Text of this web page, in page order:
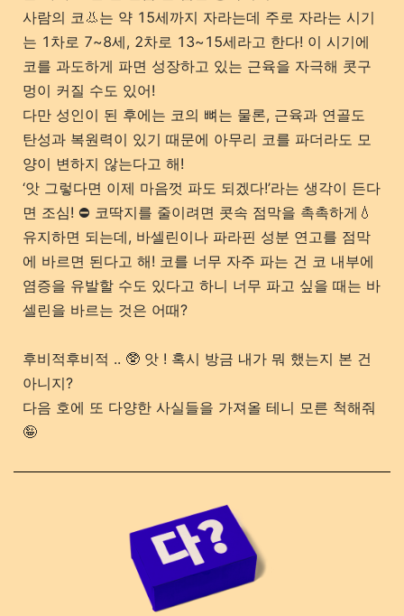
사람의 코👃는 약 15세까지 자라는데 주로 자라는 시기
는 1차로 7~8세, 2차로 13~15세라고 한다! 이 시기에
코를 과도하게 파면 성장하고 있는 근육을 자극해 콧구
멍이 커질 수도 있어!
다만 성인이 된 후에는 코의 뼈는 물론, 근육과 연골도
탄성과 복원력이 있기 때문에 아무리 코를 파더라도 모
양이 변하지 않는다고 해!
‘앗 그렇다면 이제 마음껏 파도 되겠다!’라는 생각이 든다
면 조심! ⛔️ 코딱지를 줄이려면 콧속 점막을 촉촉하게💧
유지하면 되는데, 바셀린이나 파라핀 성분 연고를 점막
에 바르면 된다고 해! 코를 너무 자주 파는 건 코 내부에
염증을 유발할 수도 있다고 하니 너무 파고 싶을 때는 바
셀린을 바르는 것은 어때?
후비적후비적 .. 🥸 앗 ! 혹시 방금 내가 뭐 했는지 본 건
아니지?
다음 호에 또 다양한 사실들을 가져올 테니 모른 척해줘
🤪